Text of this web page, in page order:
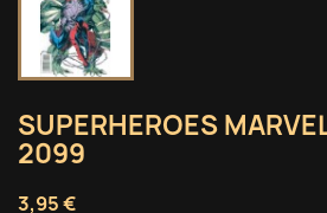
SUPERHEROES
2099
3,95 €